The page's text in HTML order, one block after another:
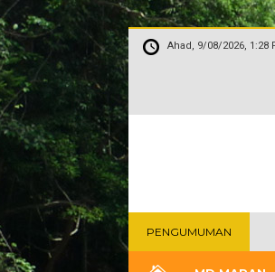
Ahad, 9/08/2026, 1:28
PENGUMUMAN